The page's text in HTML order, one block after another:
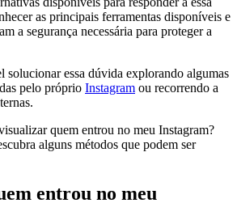
as principais ferramentas disponíveis e
a segurança necessária para proteger a
solucionar essa dúvida explorando algumas
pelo próprio Instagram ou recorrendo a
quem entrou no meu Instagram?
alguns métodos que podem ser
entrou no meu